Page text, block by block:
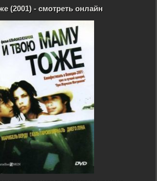
(2001) - смотреть онлайн